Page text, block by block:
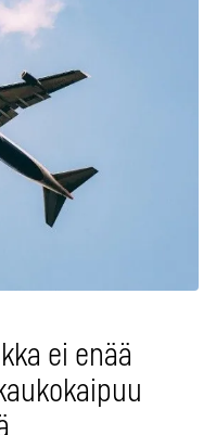
ei enää